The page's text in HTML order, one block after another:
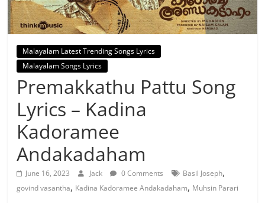
Malayalam Latest Trending Songs Lyrics
Malayalam Songs Lyrics
Premakkathu Pattu Song
Lyrics – Kadina
Kadoramee
Andakadaham
June 16, 2023 Jack 0 Comments Basil Joseph,
govind vasantha, Kadina Kadoramee Andakadaham, Muhsin Parari